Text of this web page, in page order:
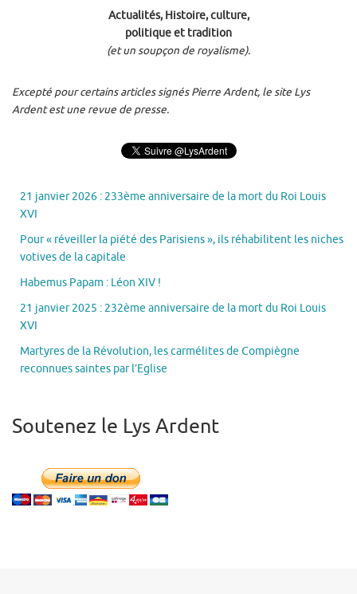
Actualités, Histoire, culture,
politique et tradition
(et un soupçon de royalisme).
Excepté pour certains articles signés Pierre Ardent, le site Lys
Ardent est une revue de presse.
21 janvier 2026 : 233ème anniversaire de la mort du Roi Louis
XVI
Pour « réveiller la piété des Parisiens », ils réhabilitent les niches
votives de la capitale
Habemus Papam : Léon XIV !
21 janvier 2025 : 232ème anniversaire de la mort du Roi Louis
XVI
Martyres de la Révolution, les carmélites de Compiègne
reconnues saintes par l’Eglise
Soutenez le Lys Ardent